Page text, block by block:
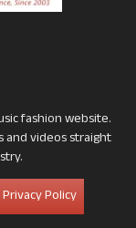
fashion website.
and videos straight
Policy